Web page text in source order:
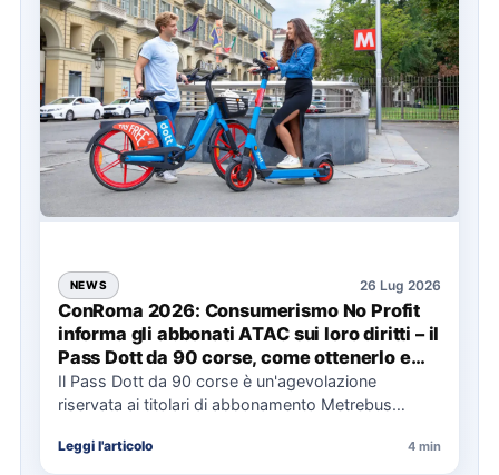
NEWS 26 Lug 2026
ConRoma 2026: Consumerismo No Profit
informa gli abbonati ATAC sui loro diritti – il
Pass Dott da 90 corse, come ottenerlo e
cosa spetta in caso di disservizi
Il Pass Dott da 90 corse è un'agevolazione
riservata ai titolari di abbonamento Metrebus
Leggi l'articolo 4 min